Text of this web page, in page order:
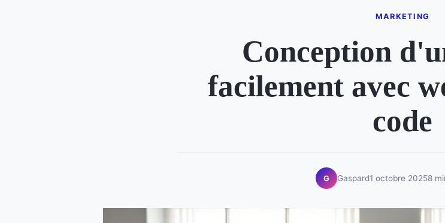
MARKETING
Conception
facilement avec
code
G Gaspard1 octobre 20258